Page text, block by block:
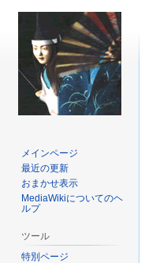
メインページ
最近の更新
おまかせ表示
MediaWikiについてのヘ
ルプ
ツール
特別ページ